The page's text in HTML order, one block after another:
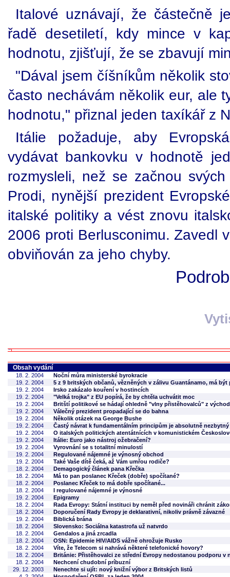
Italové uznávají, že částečně
řadě desetiletí, kdy mince v
hodnotu, zjišťují, že se zbavují
"Dával jsem číšníkům několik
často nechávám několik eur, ale
hodnotu," přiznal jeden taxíkář z
Itálie požaduje, aby
vydávat bankovku v hodnotě
rozmysleli, než se začnou
Prodi, nynější prezident
italské politiky a vést znovu
2006 proti Berlusconimu. Zavedl
obviňován za jeho chyby.
Obsah vydání
18. 2. 2004
Noční můra ministerské byrokracie
19. 2. 2004
5 z 9 britských občanů, vězněných v zálivu Guantánamo, má být
19. 2. 2004
Irsko zakázalo kouření v hostincích
19. 2. 2004
"Velká trojka" z EU popírá, že by chtěla uchvátit moc
19. 2. 2004
Britští politikové se hádají ohledně "vlny přistěhovalců" z
19. 2. 2004
Válečný prezident propadající se do bahna
19. 2. 2004
Několik otázek na George Bushe
19. 2. 2004
Častý návrat k fundamentálním principům je absolutně
19. 2. 2004
O italských politických atentátnících v komunistickém
19. 2. 2004
Itálie: Euro jako nástroj ožebračení?
19. 2. 2004
Vyrovnání se s totalitní minulostí
19. 2. 2004
Regulované nájemné je výnosný obchod
19. 2. 2004
Také Vaše dítě čeká, až Vám umřou rodiče?
18. 2. 2004
Demagogický článek pana Křečka
18. 2. 2004
Má to pan poslanec Křeček (dobře) spočítané?
18. 2. 2004
Poslanec Křeček to má dobře spočítané...
18. 2. 2004
I regulované nájemné je výnosné
19. 2. 2004
Epigramy
18. 2. 2004
Rada Evropy: Státní instituci by neměl před novináři chránit
18. 2. 2004
Doporučení Rady Evropy je deklarativní, nikoliv právně závazné
19. 2. 2004
Biblická brána
18. 2. 2004
Slovensko: Sociálna katastrofa už natvrdo
18. 2. 2004
Gendalos a jiná zrcadla
18. 2. 2004
OSN: Epidemie HIV/AIDS vážně ohrožuje Rusko
18. 2. 2004
Víte, že Telecom si nahrává některé telefonické hovory?
18. 2. 2004
Británie: Přistěhovalci ze střední Evropy nedostanou podporu v
18. 2. 2004
Nechcení chudobní príbuzní
29. 12. 2003
Nenechte si ujít: nový knižní výbor z Britských listů